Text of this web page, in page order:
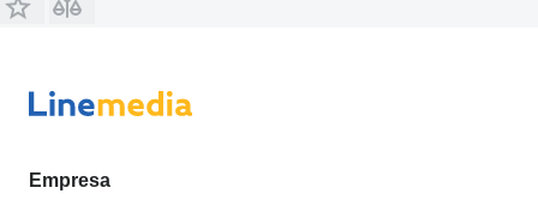
Empresa